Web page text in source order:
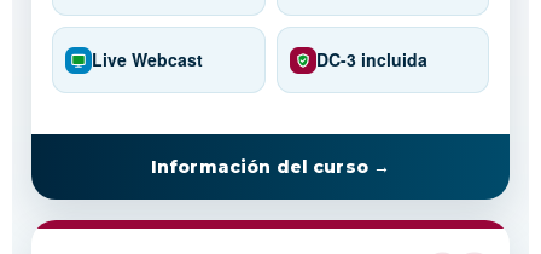
Live Webcast DC-3 incluida
Información del curso →